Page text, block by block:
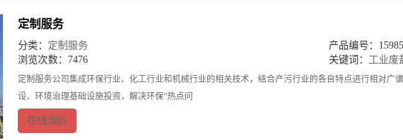
定制服务
分类： 定制服务
产品编号：
浏览次数：7476
关键词： 工业废
定制服务公司集成环保行业、化工行业和机械行业的相关技术，结合产污行业的各自特点进行相对广
设、环境治理基础设施投资，解决环保“热点问
在线询价